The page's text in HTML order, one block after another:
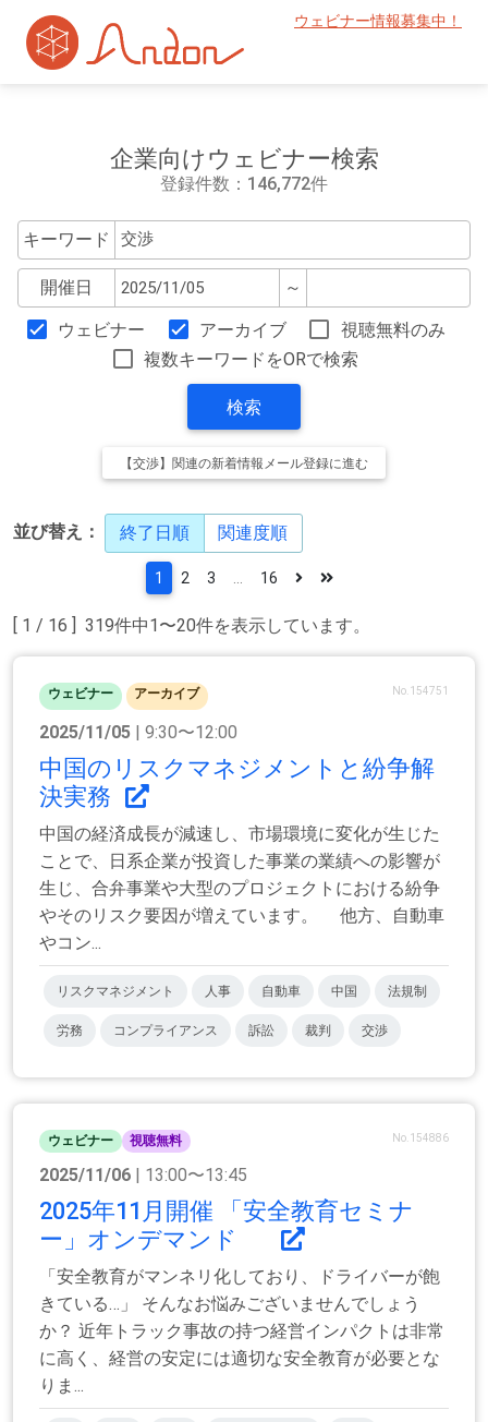
ウェビナー情報募集中！
企業向けウェビナー検索
登録件数：146,772件
キーワード
開催日 ～
ウェビナー アーカイブ
視聴無料のみ
複数キーワードをORで検索
検索
【交渉】関連の新着情報メール登録に進む
並び替え： 終了日順 関連度順
[ 1 / 16 ] 319件中1〜20件を表示しています。
1 2 3 16
ウェビナー アーカイブ No.154751
2025/11/05 | 9:30〜12:00
中国のリスクマネジメントと紛争解
決実務
中国の経済成長が減速し、市場環境に変化が生じた
ことで、日系企業が投資した事業の業績への影響が
生じ、合弁事業や大型のプロジェクトにおける紛争
やそのリスク要因が増えています。 他方、自動車
やコン...
リスクマネジメント 人事 自動車 中国 法規制
労務 コンプライアンス 訴訟 裁判 交渉
ウェビナー 視聴無料 No.154886
2025/11/06 | 13:00〜13:45
2025年11月開催 「安全教育セミナ
ー」オンデマンド
「安全教育がマンネリ化しており、ドライバーが飽
きている…」 そんなお悩みございませんでしょう
か？ 近年トラック事故の持つ経営インパクトは非常
に高く、経営の安定には適切な安全教育が必要とな
りま...